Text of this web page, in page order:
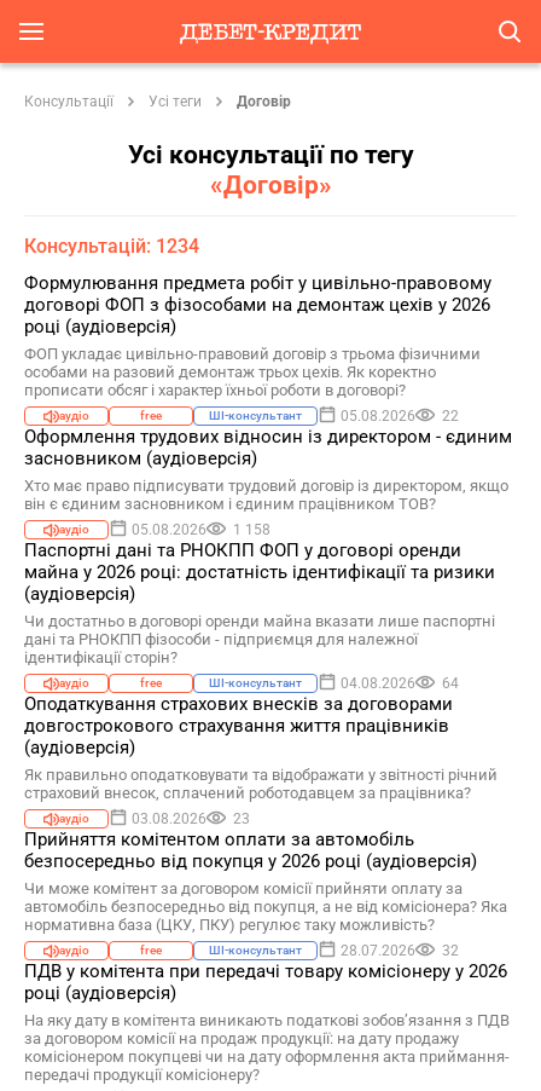
Консультації Усі теги Договір
Усі консультації по тегу
«Договір»
Консультацій: 1234
Формулювання предмета робіт у цивільно-правовому
договорі ФОП з фізособами на демонтаж цехів у 2026
році (аудіоверсія)
ФОП укладає цивільно-правовий договір з трьома фізичними
особами на разовий демонтаж трьох цехів. Як коректно
прописати обсяг і характер їхньої роботи в договорі?
аудіо free ШІ-консультант 05.08.2026 22
Оформлення трудових відносин із директором - єдиним
засновником (аудіоверсія)
Хто має право підписувати трудовий договір із директором, якщо
він є єдиним засновником і єдиним працівником ТОВ?
аудіо 05.08.2026 1 158
Паспортні дані та РНОКПП ФОП у договорі оренди
майна у 2026 році: достатність ідентифікації та ризики
(аудіоверсія)
Чи достатньо в договорі оренди майна вказати лише паспортні
дані та РНОКПП фізособи - підприємця для належної
ідентифікації сторін?
аудіо free ШІ-консультант 04.08.2026 64
Оподаткування страхових внесків за договорами
довгострокового страхування життя працівників
(аудіоверсія)
Як правильно оподатковувати та відображати у звітності річний
страховий внесок, сплачений роботодавцем за працівника?
аудіо 03.08.2026 23
Прийняття комітентом оплати за автомобіль
безпосередньо від покупця у 2026 році (аудіоверсія)
Чи може комітент за договором комісії прийняти оплату за
автомобіль безпосередньо від покупця, а не від комісіонера? Яка
нормативна база (ЦКУ, ПКУ) регулює таку можливість?
аудіо free ШІ-консультант 28.07.2026 32
ПДВ у комітента при передачі товару комісіонеру у 2026
році (аудіоверсія)
На яку дату в комітента виникають податкові зобов’язання з ПДВ
за договором комісії на продаж продукції: на дату продажу
комісіонером покупцеві чи на дату оформлення акта приймання-
передачі продукції комісіонеру?